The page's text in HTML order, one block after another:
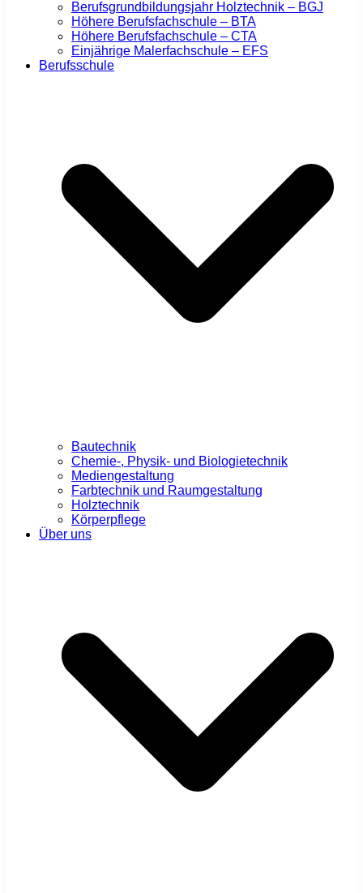
Berufsgrundbildungsjahr Holztechnik – BGJ
Höhere Berufsfachschule – BTA
Höhere Berufsfachschule – CTA
Einjährige Malerfachschule – EFS
Berufsschule
Bautechnik
Chemie-, Physik- und Biologietechnik
Mediengestaltung
Farbtechnik und Raumgestaltung
Holztechnik
Körperpflege
Über uns